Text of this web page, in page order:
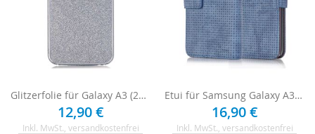
Glitzerfolie für Galaxy A3 (2017) - Blau
12,90 €
Inkl. MwSt. , versandkostenfrei
Etui für Samsung Galaxy A3 2017 - Blau
16,90 €
Inkl. MwSt. , versandkostenfrei